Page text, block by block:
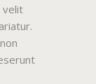
velit